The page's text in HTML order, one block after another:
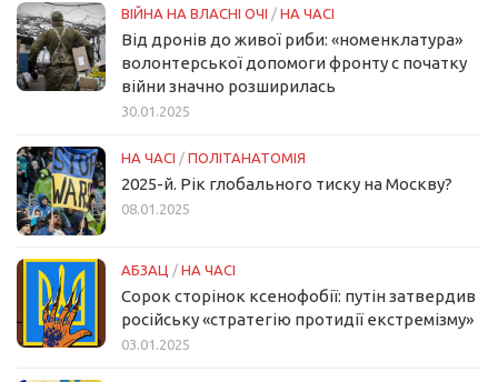
ВІЙНА НА ВЛАСНІ ОЧІ / НА ЧАСІ
Від дронів до живої риби: «номенклатура»
волонтерської допомоги фронту с початку
війни значно розширилась
30.01.2025
НА ЧАСІ / ПОЛІТАНАТОМІЯ
2025-й. Рік глобального тиску на Москву?
08.01.2025
АБЗАЦ / НА ЧАСІ
Сорок сторінок ксенофобії: путін затвердив
російську «стратегію протидії екстремізму»
03.01.2025